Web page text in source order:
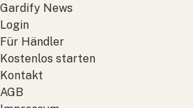
Gardify News
Login
Für Händler
Kostenlos starten
Kontakt
AGB